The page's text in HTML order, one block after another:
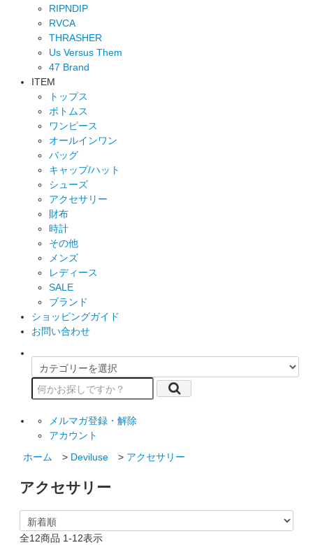
RIPNDIP
RVCA
THRASHER
Us Versus Them
47 Brand
ITEM
トップス
ボトムス
ワンピース
オールインワン
バッグ
キャップ/ハット
シューズ
アクセサリー
財布
時計
その他
メンズ
レディース
SALE
ブランド
ショッピングガイド
お問い合わせ
メルマガ登録・解除
アカウント
ホーム
> Deviluse > アクセサリー
アクセサリー
全12商品 1-12表示